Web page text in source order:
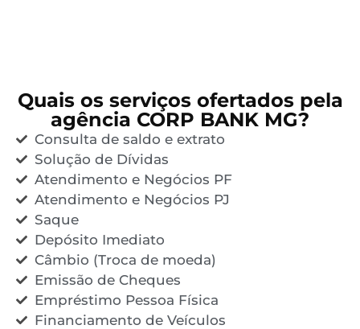
Quais os serviços ofertados pela
agência CORP BANK MG?
Consulta de saldo e extrato
Solução de Dívidas
Atendimento e Negócios PF
Atendimento e Negócios PJ
Saque
Depósito Imediato
Câmbio (Troca de moeda)
Emissão de Cheques
Empréstimo Pessoa Física
Financiamento de Veículos